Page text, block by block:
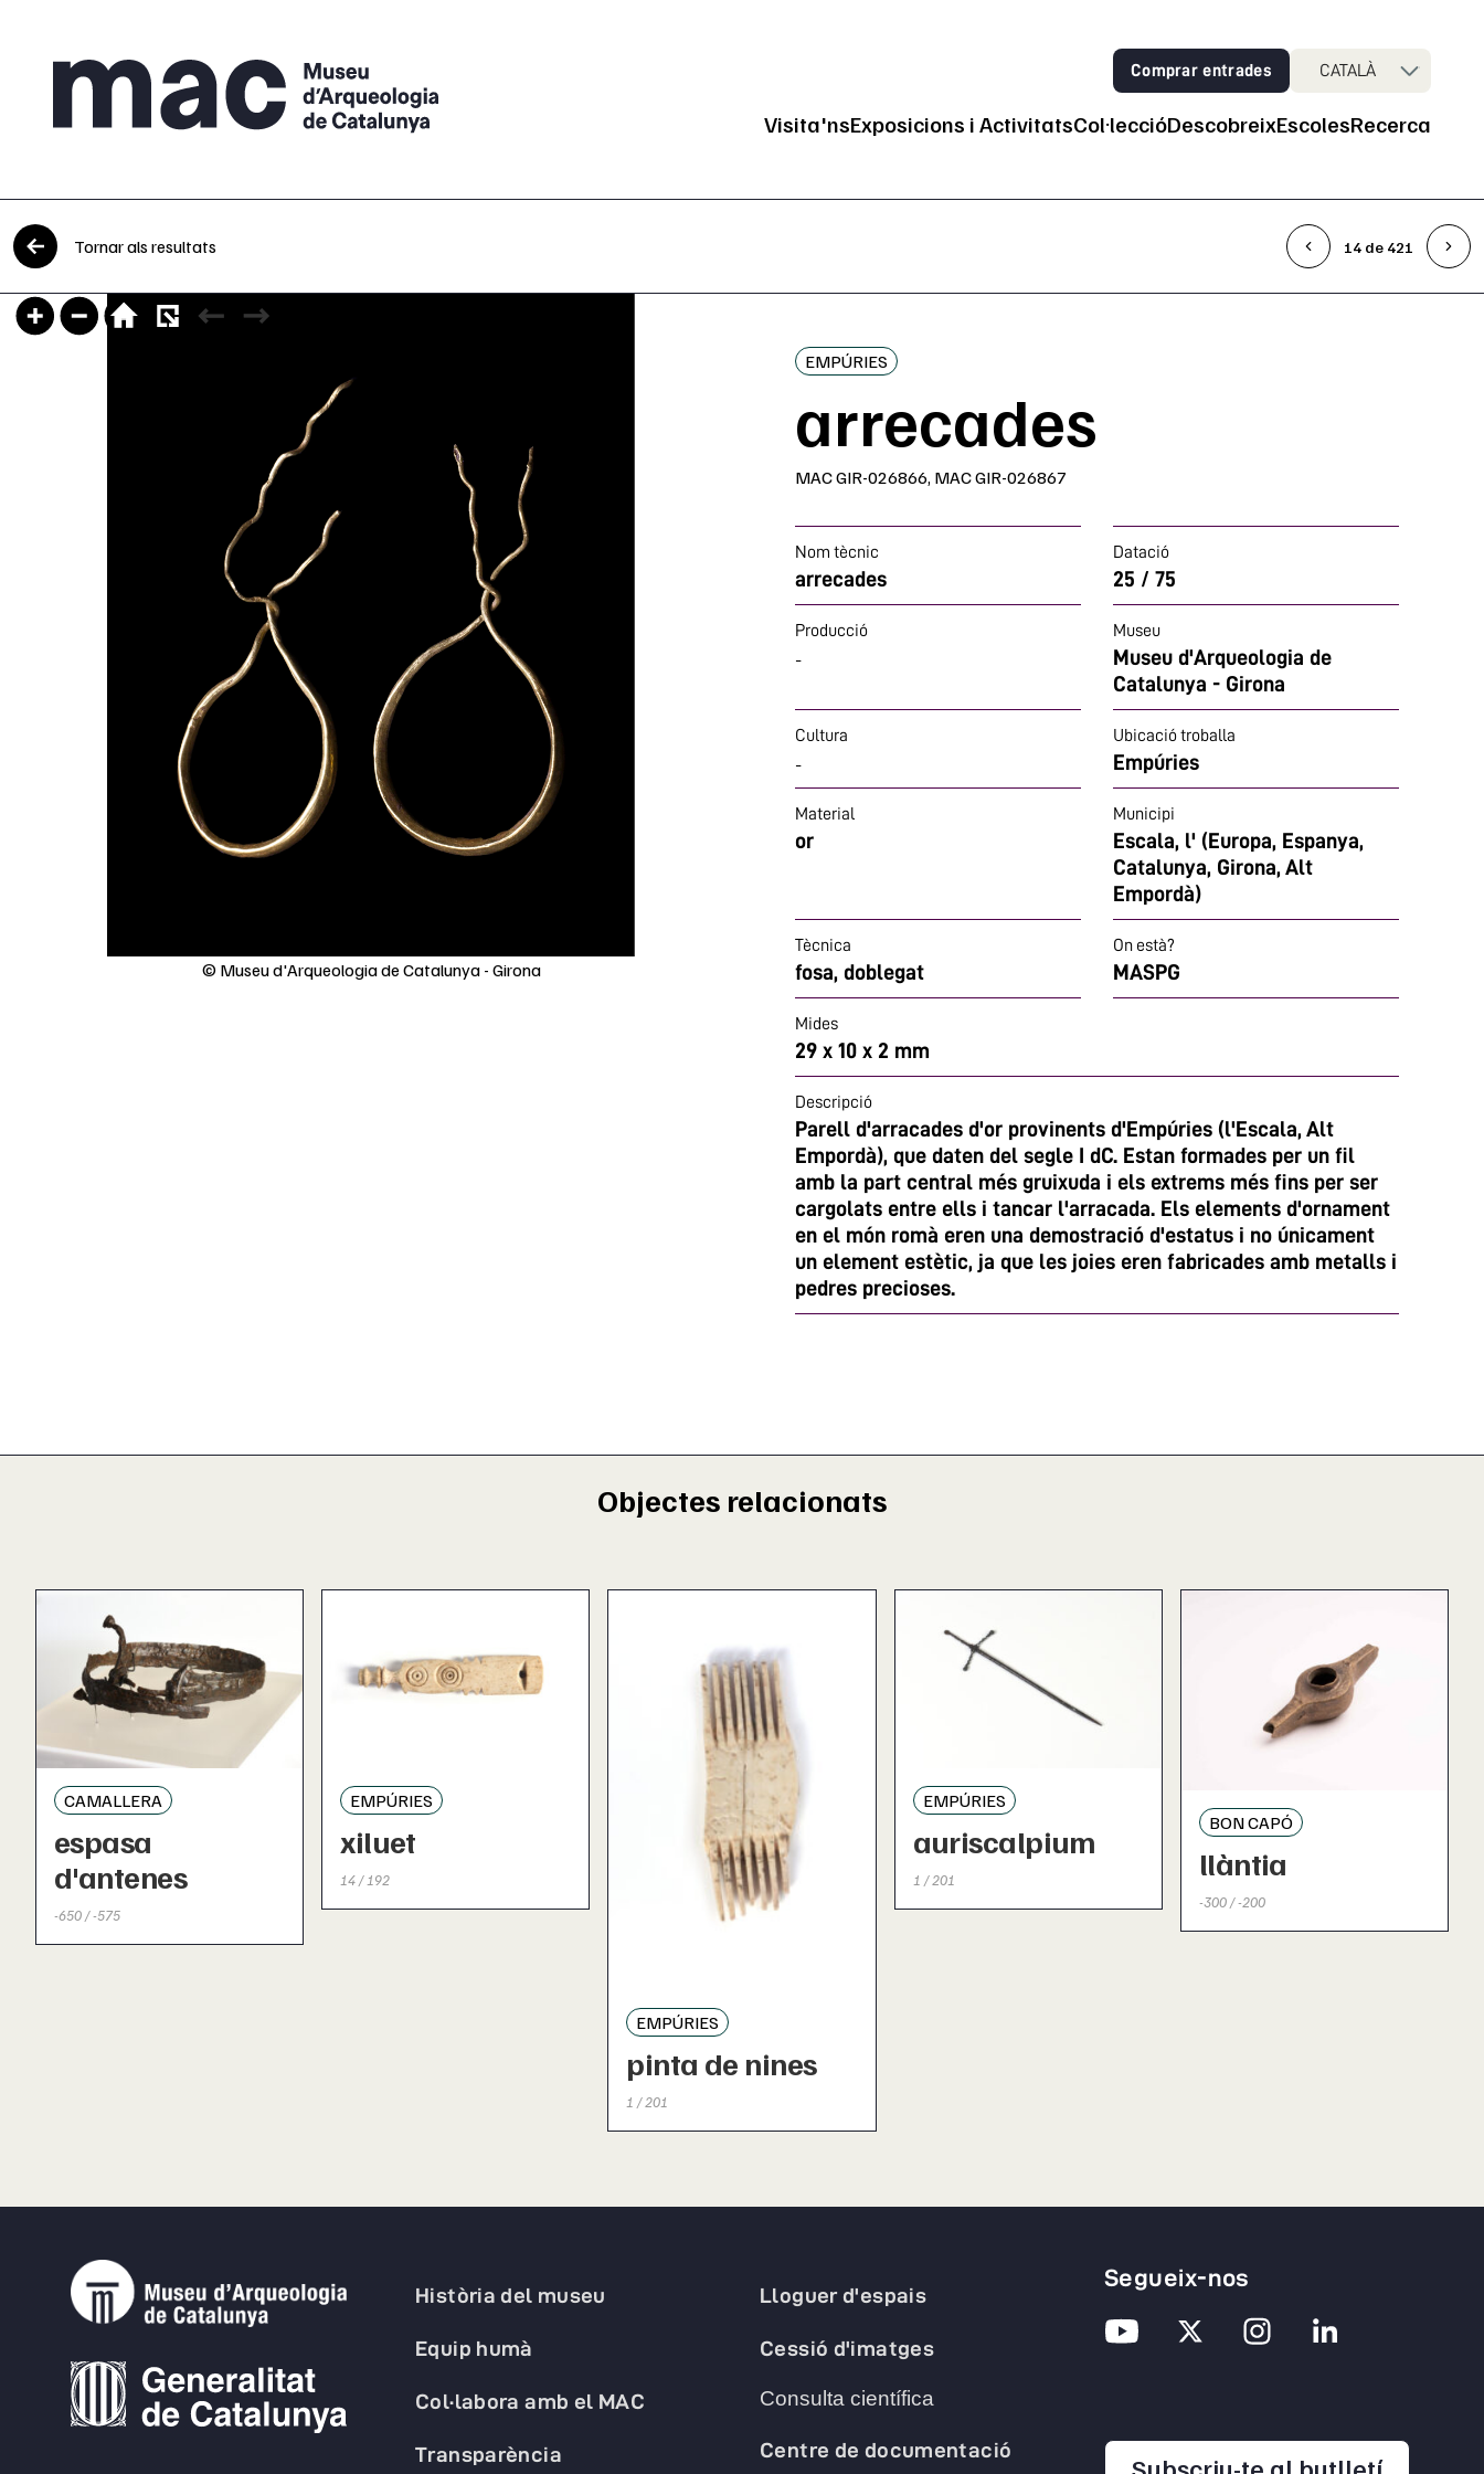
Vés al contingut Comprar entrades CATALÀ
Navegació principal
Visita'nsExposicions i ActivitatsCol·leccióDescobreixEscolesRecerca
Tornar als resultats 14 de 421
© Museu d'Arqueologia de Catalunya - Girona
EMPÚRIES
arrecades
MAC GIR-026866, MAC GIR-026867
Nom tècnic
arrecades
Datació
25 / 75
Producció
-
Museu
Museu d'Arqueologia de
Catalunya - Girona
Cultura
-
Ubicació troballa
Empúries
Material
or
Municipi
Escala, l' (Europa, Espanya,
Catalunya, Girona, Alt
Empordà)
Tècnica
fosa, doblegat
On està?
MASPG
Mides
29 x 10 x 2 mm
Descripció
Parell d'arracades d'or provinents d'Empúries (l'Escala, Alt
Empordà), que daten del segle I dC. Estan formades per un fil
amb la part central més gruixuda i els extrems més fins per ser
cargolats entre ells i tancar l'arracada. Els elements d'ornament
en el món romà eren una demostració d'estatus i no únicament
un element estètic, ja que les joies eren fabricades amb metalls i
pedres precioses.
Objectes relacionats
CAMALLERA
espasa
d'antenes
-650 / -575
EMPÚRIES
xiluet
14 / 192
EMPÚRIES
pinta de nines
1 / 201
EMPÚRIES
auriscalpium
1 / 201
BON CAPÓ
llàntia
-300 / -200
Història del museu
Equip humà
Col·labora amb el MAC
Transparència
Lloguer d'espais
Cessió d'imatges
Consulta científica
Centre de documentació
Segueix-nos
Subscriu-te al butlletíopens